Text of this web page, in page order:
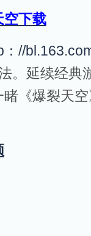
空下载
：//
。延续经典
《爆裂天